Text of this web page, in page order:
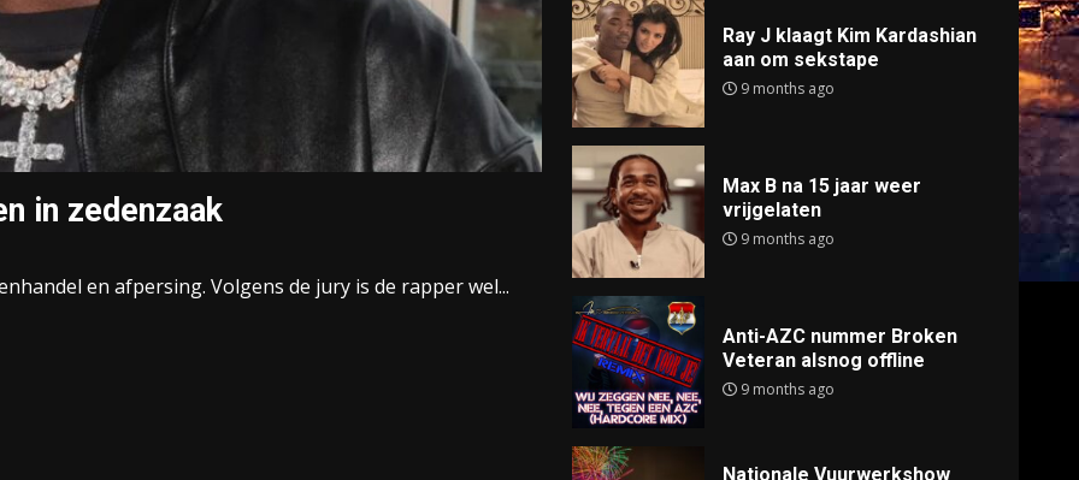
in zedenzaak
en afpersing. Volgens de jury is de rapper wel...
Ray J klaagt Kim Kardashian
aan om sekstape
9 months ago
Max B na 15 jaar weer
vrijgelaten
9 months ago
Anti-AZC nummer Broken
Veteran alsnog offline
9 months ago
Nationale Vuurwerkshow